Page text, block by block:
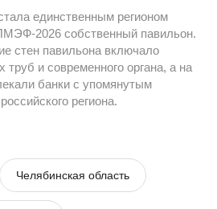
единственным регионом
2026 собственный павильон.
стен павильона включало
труб и современного органа, а на
банки с упомянутым
региона.
Челябинская область